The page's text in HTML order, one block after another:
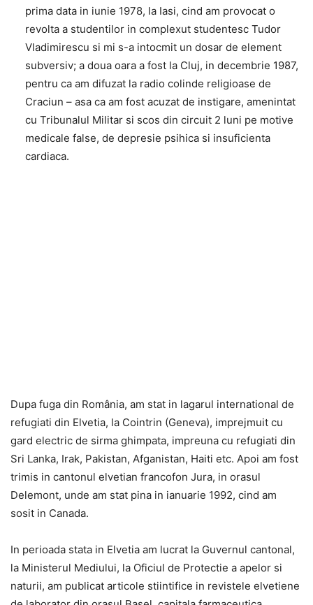
prima data in iunie 1978, la Iasi, cind am provocat o
revolta a studentilor in complexut studentesc Tudor
Vladimirescu si mi s-a intocmit un dosar de element
subversiv; a doua oara a fost la Cluj, in decembrie 1987,
pentru ca am difuzat la radio colinde religioase de
Craciun – asa ca am fost acuzat de instigare, amenintat
cu Tribunalul Militar si scos din circuit 2 luni pe motive
medicale false, de depresie psihica si insuficienta
cardiaca.
Dupa fuga din România, am stat in lagarul international de
refugiati din Elvetia, la Cointrin (Geneva), imprejmuit cu
gard electric de sirma ghimpata, impreuna cu refugiati din
Sri Lanka, Irak, Pakistan, Afganistan, Haiti etc. Apoi am fost
trimis in cantonul elvetian francofon Jura, in orasul
Delemont, unde am stat pina in ianuarie 1992, cind am
sosit in Canada.
In perioada stata in Elvetia am lucrat la Guvernul cantonal,
la Ministerul Mediului, la Oficiul de Protectie a apelor si
naturii, am publicat articole stiintifice in revistele elvetiene